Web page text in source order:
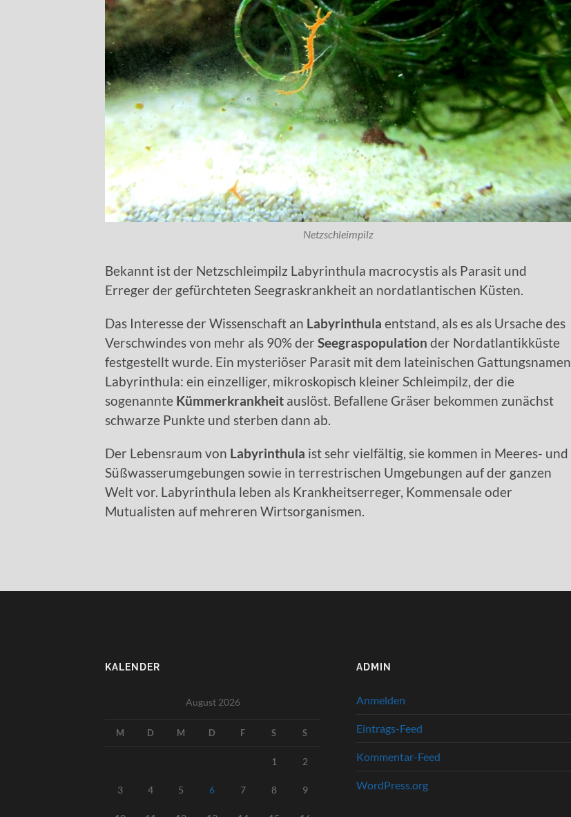
Netzschleimpilz
Bekannt ist der Netzschleimpilz Labyrinthula macrocystis als Parasit und
Erreger der gefürchteten Seegraskrankheit an nordatlantischen Küsten.
Das Interesse der Wissenschaft an Labyrinthula entstand, als es als Ursache des
Verschwindes von mehr als 90% der Seegraspopulation der Nordatlantikküste
festgestellt wurde. Ein mysteriöser Parasit mit dem lateinischen Gattungsnamen
Labyrinthula: ein einzelliger, mikroskopisch kleiner Schleimpilz, der die
sogenannte Kümmerkrankheit auslöst. Befallene Gräser bekommen zunächst
schwarze Punkte und sterben dann ab.
Der Lebensraum von Labyrinthula ist sehr vielfältig, sie kommen in Meeres- und
Süßwasserumgebungen sowie in terrestrischen Umgebungen auf der ganzen
Welt vor. Labyrinthula leben als Krankheitserreger, Kommensale oder
Mutualisten auf mehreren Wirtsorganismen.
KALENDER
August 2026
M D M D F S S
1 2
3 4 5 6 7 8 9
ADMIN
Anmelden
Eintrags-Feed
Kommentar-Feed
WordPress.org